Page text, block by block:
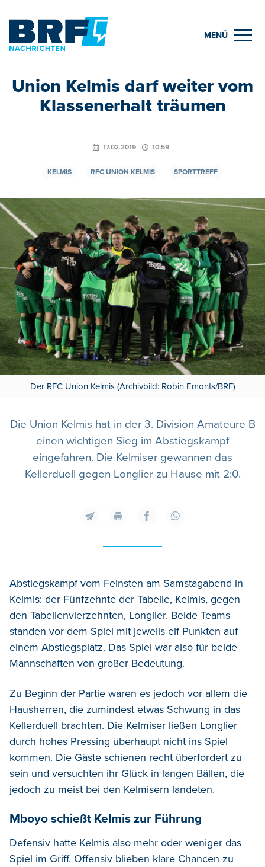
MENÜ
Union Kelmis darf weiter vom
Klassenerhalt träumen
17.02.2019 10:59
KELMIS RFC UNION KELMIS SPORTTREFF
Der RFC Union Kelmis (Archivbild: Robin Emonts/BRF)
Die Union Kelmis hat in der 3. Division Amateure B
einen wichtigen Sieg im Abstiegskampf
eingefahren. Die Kelmiser gewannen das
Kellerduell gegen Longlier zu Hause mit 2:0.
Abstiegskampf vom Feinsten am Samstagabend in
Kelmis: der Fünfzehnte der Tabelle, Kelmis, gegen
den Tabellenvierzehnten, Longlier. Beide Teams
standen vor dem Spiel mit jeweils elf Punkten auf
einem Abstiegsplatz. Das Spiel war also für beide
Mannschaften von großer Bedeutung.
Zu Beginn der Partie waren es jedoch vor allem die
Hausherren, die zumindest etwas Schwung in das
Kellerduell brachten. Die Kelmiser ließen Longlier
durch hohes Pressing überhaupt nicht ins Spiel
kommen. Die Gäste schienen recht überfordert zu
sein und versuchten ihr Glück in langen Bällen, die
jedoch zu meist bei den Kelmisern landeten.
Mboyo schießt Kelmis zur Führung
Defensiv hatte Kelmis also mehr oder weniger das
Spiel im Griff. Offensiv blieben klare Chancen zu